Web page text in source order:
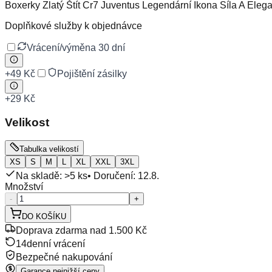
Boxerky Zlatý Štít Cr7 Juventus Legendární Ikona Síla A
Doplňkové služby k objednávce
Vrácení/výměna 30 dní
+49 Kč Pojištění zásilky
+29 Kč
Velikost
Tabulka velikostí
XS
S M L XL XXL 3XL
Na skladě: >5 ks• Doručení: 12.8.
Množství
-
+
DO KOŠÍKU
Doprava zdarma nad 1.500 Kč
14denní vrácení
Bezpečné nakupování